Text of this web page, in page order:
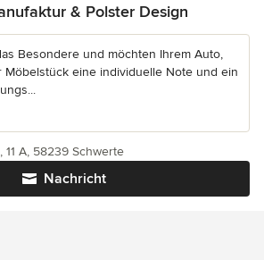
& Polster Design
Besondere und möchten Ihrem Auto,
Möbelstück eine individuelle Note und ein
Nachricht
11 A, 58239 Schwerte